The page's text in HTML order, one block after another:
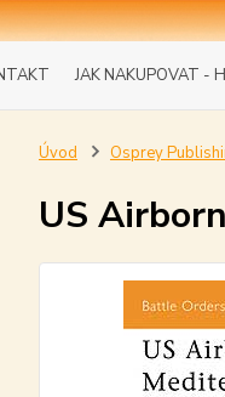
JAK NAKUPOVAT -
Úvod Osprey
US